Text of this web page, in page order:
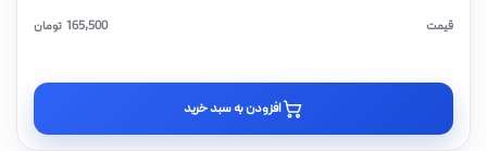
قیمت تومان 165,500
افزودن به سبد خرید